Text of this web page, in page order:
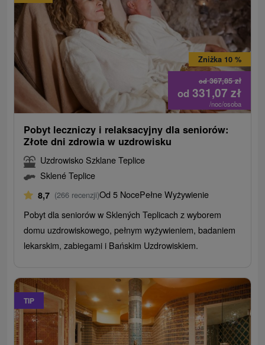
od367,85zł
Zniżka 10 %
od 331,07 zł
/noc/osoba
Pobyt leczniczy i relaksacyjny dla seniorów:
Złote dni zdrowia w uzdrowisku
Uzdrowisko Szklane Teplice
Sklené Teplice
8,7 (266 recenzji)Od 5 NocePełne Wyżywienie
Pobyt dla seniorów w Sklených Teplicach z wyborem
domu uzdrowiskowego, pełnym wyżywieniem, badaniem
lekarskim, zabiegami i Bańskim Uzdrowiskiem.
TIP